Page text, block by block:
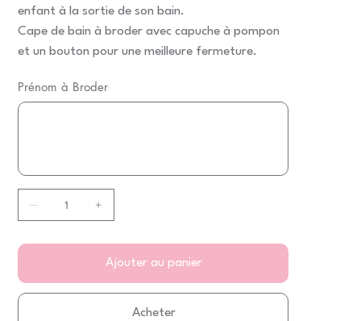
enfant à la sortie de son bain.
Cape de bain à broder avec capuche à pompon
et un bouton pour une meilleure fermeture.
Prénom à Broder
20
Ajouter au panier
Acheter